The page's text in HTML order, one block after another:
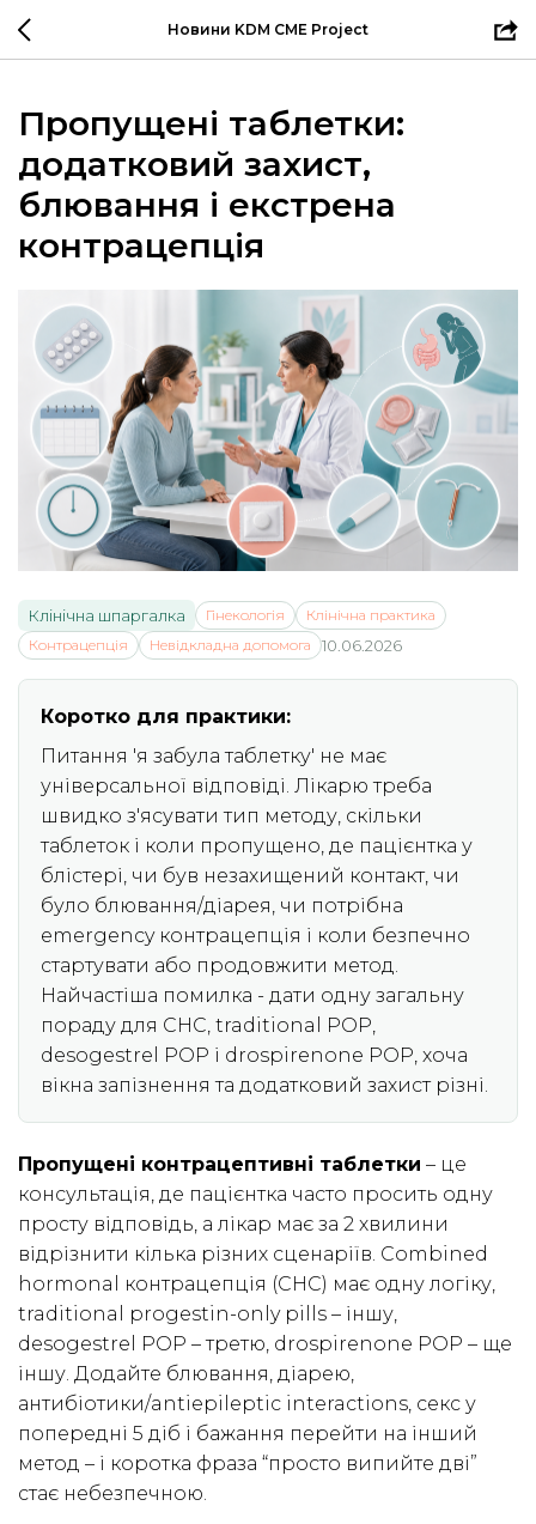
Новини KDM CME Project
Пропущені таблетки:
додатковий захист,
блювання і екстрена
контрацепція
Клінічна шпаргалка Гінекологія
Клінічна практика
Контрацепція
Невідкладна допомога 10.06.2026
Коротко для практики:
Питання 'я забула таблетку' не має
універсальної відповіді. Лікарю треба
швидко з'ясувати тип методу, скільки
таблеток і коли пропущено, де пацієнтка у
блістері, чи був незахищений контакт, чи
було блювання/діарея, чи потрібна
emergency контрацепція і коли безпечно
стартувати або продовжити метод.
Найчастіша помилка - дати одну загальну
пораду для CHC, traditional POP,
desogestrel POP і drospirenone POP, хоча
вікна запізнення та додатковий захист різні.
Пропущені контрацептивні таблетки – це
консультація, де пацієнтка часто просить одну
просту відповідь, а лікар має за 2 хвилини
відрізнити кілька різних сценаріїв. Combined
hormonal контрацепція (CHC) має одну логіку,
traditional progestin-only pills – іншу,
desogestrel POP – третю, drospirenone POP – ще
іншу. Додайте блювання, діарею,
антибіотики/antiepileptic interactions, секс у
попередні 5 діб і бажання перейти на інший
метод – і коротка фраза “просто випийте дві”
стає небезпечною.